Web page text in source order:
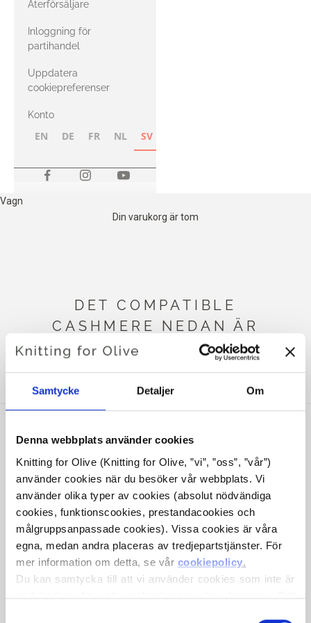
Samtycke Detaljer Om
Denna webbplats använder cookies
Knitting for Olive (Knitting for Olive, ”vi”, ”oss”, ”vår”)
använder cookies när du besöker vår webbplats. Vi
använder olika typer av cookies (absolut nödvändiga
cookies, funktionscookies, prestandacookies och
målgruppsanpassade cookies). Vissa cookies är våra
egna, medan andra placeras av tredjepartstjänster. För
mer information om detta, se vår cookiepolicy.
Du kan samtycka till att vi använder cookies som inte är
nödvändiga för att webbplatsen ska fungera. Ditt
med Heavy
Merino
Återförsäljare
Inloggning för
partihandel
Uppdatera
cookiepreferenser
Konto
EN DE FR NL SV
Vagn
Din varukorg är tom
DET COMPATIBLE
CASHMERE NEDAN ÄR
KOMPATIBELT MED DENNA
HEAVY MERINO
KNITTING FOR OLIVE
KNITTING FOR OLIVE